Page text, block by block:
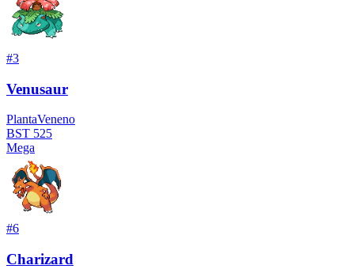
#3
Venusaur
PlantaVeneno
BST 525
Mega
#6
Charizard